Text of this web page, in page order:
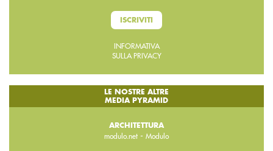
ISCRIVITI
INFORMATIVA
SULLA PRIVACY
LE NOSTRE ALTRE
MEDIA PYRAMID
ARCHITETTURA
modulo.net - Modulo